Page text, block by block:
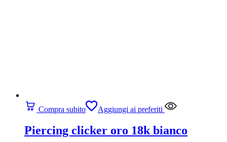
Compra subito Aggiungi ai preferiti
Piercing clicker oro 18k bianco